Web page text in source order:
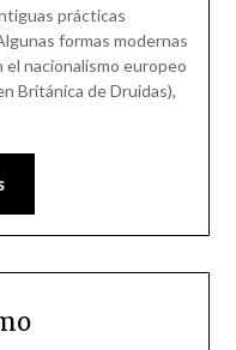
prácticas
formas modernas
nacionalismo europeo
Británica de Druidas),